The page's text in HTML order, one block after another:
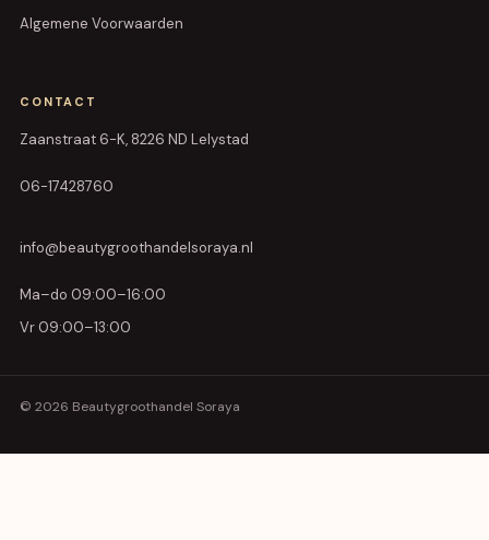
Algemene Voorwaarden
CONTACT
Zaanstraat 6-K, 8226 ND Lelystad
06-17428760
info@beautygroothandelsoraya.nl
Ma–do 09:00–16:00
Vr 09:00–13:00
© 2026 Beautygroothandel Soraya